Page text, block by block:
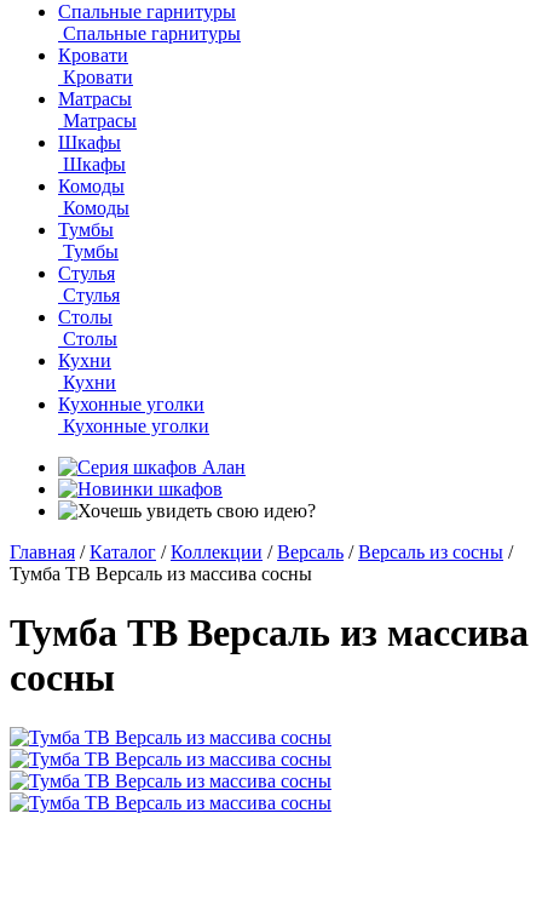
Спальные гарнитуры
Спальные гарнитуры
Кровати
Кровати
Матрасы
Матрасы
Шкафы
Шкафы
Комоды
Комоды
Тумбы
Тумбы
Стулья
Стулья
Столы
Столы
Кухни
Кухни
Кухонные уголки
Кухонные уголки
Главная / Каталог / Коллекции / Версаль / Версаль из сосны /
Тумба ТВ Версаль из массива сосны
Тумба ТВ Версаль из массива
сосны